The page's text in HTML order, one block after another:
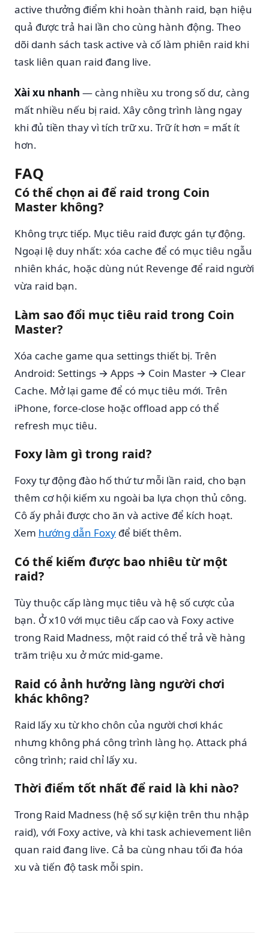
active thưởng điểm khi hoàn thành raid, bạn hiệu
quả được trả hai lần cho cùng hành động. Theo
dõi danh sách task active và cố làm phiên raid khi
task liên quan raid đang live.
Xài xu nhanh — càng nhiều xu trong số dư, càng
mất nhiều nếu bị raid. Xây công trình làng ngay
khi đủ tiền thay vì tích trữ xu. Trữ ít hơn = mất ít
hơn.
FAQ
Có thể chọn ai để raid trong Coin
Master không?
Không trực tiếp. Mục tiêu raid được gán tự động.
Ngoại lệ duy nhất: xóa cache để có mục tiêu ngẫu
nhiên khác, hoặc dùng nút Revenge để raid người
vừa raid bạn.
Làm sao đổi mục tiêu raid trong Coin
Master?
Xóa cache game qua settings thiết bị. Trên
Android: Settings → Apps → Coin Master → Clear
Cache. Mở lại game để có mục tiêu mới. Trên
iPhone, force-close hoặc offload app có thể
refresh mục tiêu.
Foxy làm gì trong raid?
Foxy tự động đào hố thứ tư mỗi lần raid, cho bạn
thêm cơ hội kiếm xu ngoài ba lựa chọn thủ công.
Cô ấy phải được cho ăn và active để kích hoạt.
Xem hướng dẫn Foxy để biết thêm.
Có thể kiếm được bao nhiêu từ một
raid?
Tùy thuộc cấp làng mục tiêu và hệ số cược của
bạn. Ở x10 với mục tiêu cấp cao và Foxy active
trong Raid Madness, một raid có thể trả về hàng
trăm triệu xu ở mức mid-game.
Raid có ảnh hưởng làng người chơi
khác không?
Raid lấy xu từ kho chôn của người chơi khác
nhưng không phá công trình làng họ. Attack phá
công trình; raid chỉ lấy xu.
Thời điểm tốt nhất để raid là khi nào?
Trong Raid Madness (hệ số sự kiện trên thu nhập
raid), với Foxy active, và khi task achievement liên
quan raid đang live. Cả ba cùng nhau tối đa hóa
xu và tiến độ task mỗi spin.